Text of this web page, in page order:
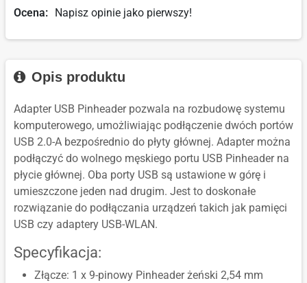
Ocena: Napisz opinie jako pierwszy!
Opis produktu
Adapter USB Pinheader pozwala na rozbudowę systemu
komputerowego, umożliwiając podłączenie dwóch portów
USB 2.0-A bezpośrednio do płyty głównej. Adapter można
podłączyć do wolnego męskiego portu USB Pinheader na
płycie głównej. Oba porty USB są ustawione w górę i
umieszczone jeden nad drugim. Jest to doskonałe
rozwiązanie do podłączania urządzeń takich jak pamięci
USB czy adaptery USB-WLAN.
Specyfikacja:
Złącze: 1 x 9-pinowy Pinheader żeński 2,54 mm